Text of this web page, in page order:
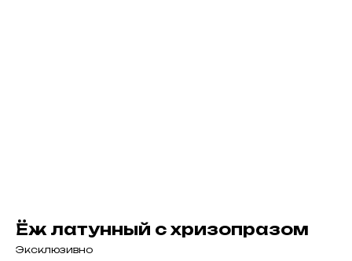
Ёж латунный с хризопразом
Эксклюзивно